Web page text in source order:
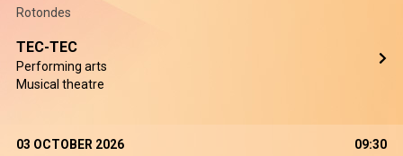
Rotondes
TEC-TEC
Performing arts
Musical theatre
03 OCTOBER 2026 09:30